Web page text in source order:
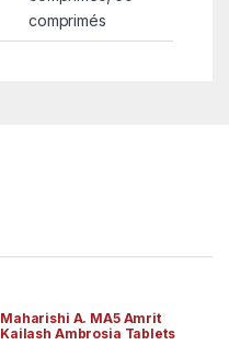
comprimés
Maharishi A. MA5 Amrit
Kailash Ambrosia Tablets